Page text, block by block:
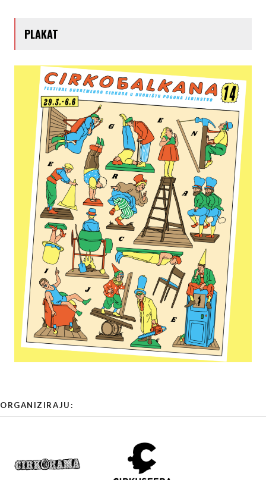
PLAKAT
ORGANIZIRAJU: